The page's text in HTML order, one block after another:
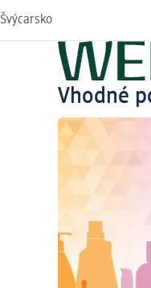
Švýcarsko
Vhodné